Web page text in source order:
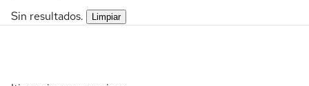
Sin resultados. Limpiar